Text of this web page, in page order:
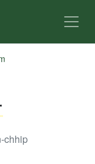
chhip